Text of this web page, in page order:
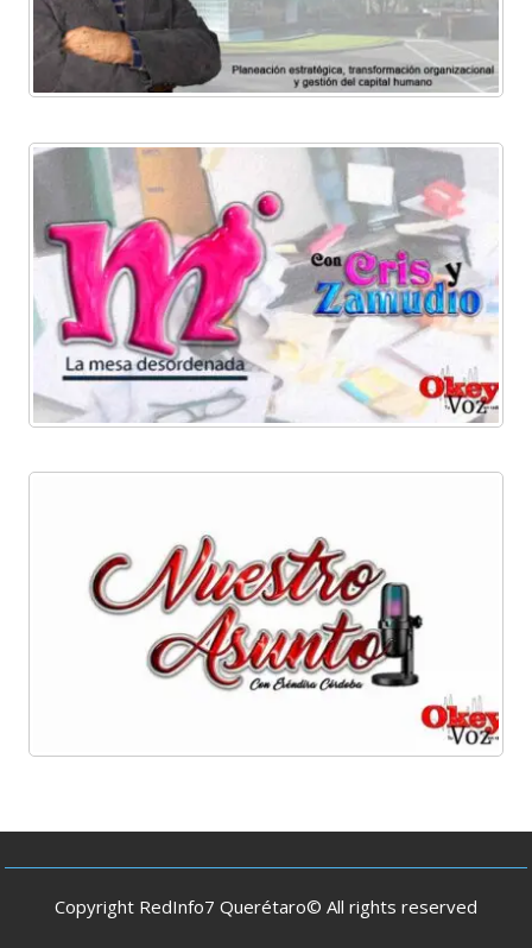
Copyright RedInfo7 Querétaro© All rights reserved